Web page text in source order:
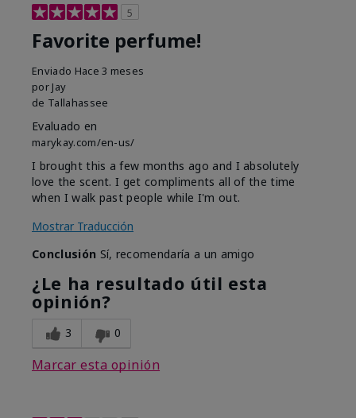
5
Favorite perfume!
Enviado Hace 3 meses
por Jay
de Tallahassee
Evaluado en
marykay.com/en-us/
I brought this a few months ago and I absolutely
love the scent. I get compliments all of the time
when I walk past people while I'm out.
Mostrar Traducción
Conclusión Sí, recomendaría a un amigo
¿Le ha resultado útil esta
opinión?
3 0
Marcar esta opinión